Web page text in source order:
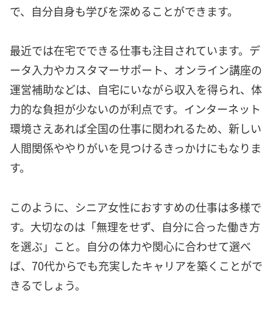
で、自分自身も学びを深めることができます。
最近では在宅でできる仕事も注目されています。デ
ータ入力やカスタマーサポート、オンライン講座の
運営補助などは、自宅にいながら収入を得られ、体
力的な負担が少ないのが利点です。インターネット
環境さえあれば全国の仕事に関われるため、新しい
人間関係ややりがいを見つけるきっかけにもなりま
す。
このように、シニア女性におすすめの仕事は多様で
す。大切なのは「無理をせず、自分に合った働き方
を選ぶ」こと。自分の体力や関心に合わせて選べ
ば、70代からでも充実したキャリアを築くことがで
きるでしょう。